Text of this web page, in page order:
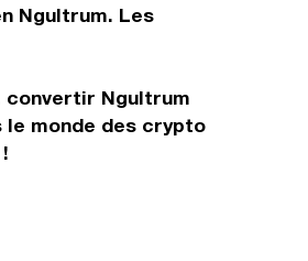
Ngultrum. Les
convertir Ngultrum
le monde des crypto